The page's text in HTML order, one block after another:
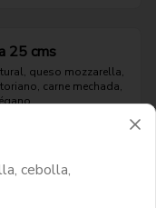
25 cms
queso mozzarella,
carne mechada,
cebolla,